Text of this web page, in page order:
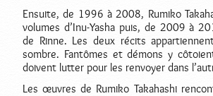
Ensuite, de 1996 à 2008, Rumiko
volumes d’Inu-Yasha puis, de 2009 à
de Rinne. Les deux récits
sombre. Fantômes et démons y
doivent lutter pour les renvoyer dans
Les œuvres de Rumiko Takahashi